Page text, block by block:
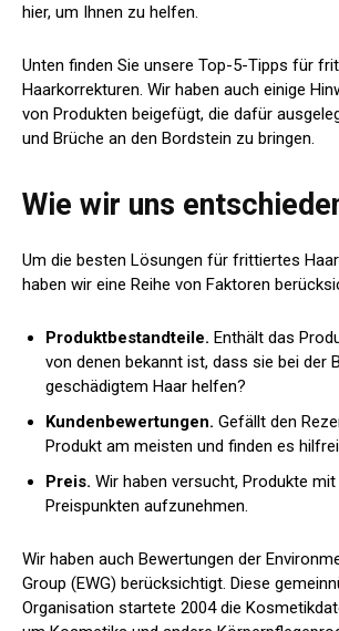
hier, um Ihnen zu helfen.
Unten finden Sie unsere Top-5-Tipps für
Haarkorrekturen. Wir haben auch einige
von Produkten beigefügt, die dafür
und Brüche an den Bordstein zu bringen.
Wie wir uns
Um die besten Lösungen für frittiertes
haben wir eine Reihe von Faktoren
Produktbestandteile. Enthält das
von denen bekannt ist, dass sie bei der
geschädigtem Haar helfen?
Kundenbewertungen. Gefällt den
Produkt am meisten und finden es
Preis. Wir haben versucht, Produkte mit
Preispunkten aufzunehmen.
Wir haben auch Bewertungen der
Group (EWG) berücksichtigt. Diese
Organisation startete 2004 die